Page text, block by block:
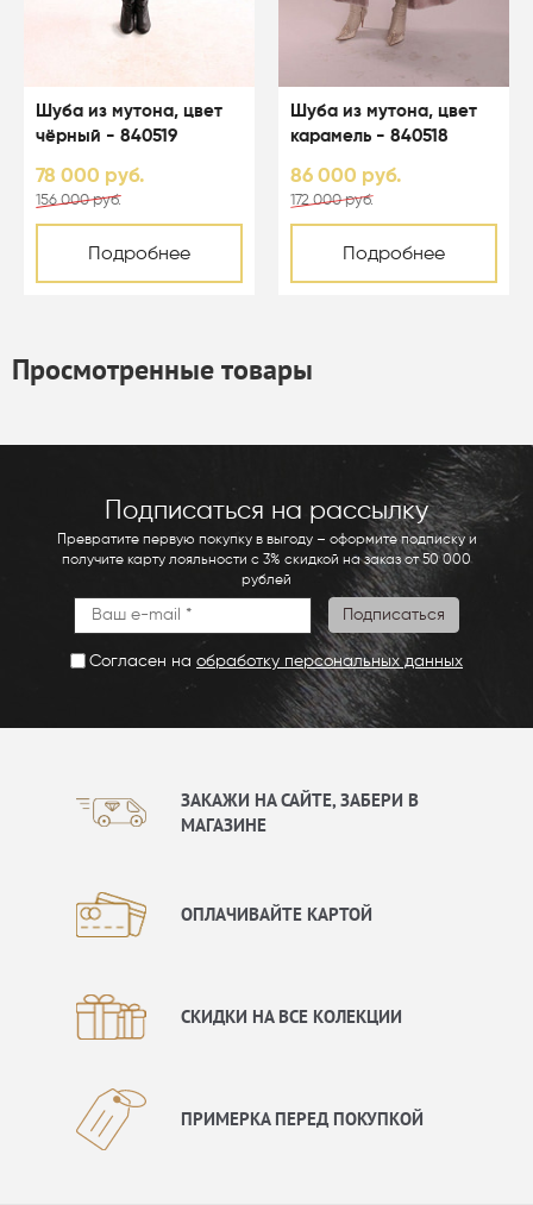
Шуба из мутона, цвет
чёрный - 840519
78 000 руб.
156 000 руб.
Подробнее
Шуба из мутона, цвет
карамель - 840518
86 000 руб.
172 000 руб.
Подробнее
Просмотренные товары
Подписаться на рассылку
Превратите первую покупку в выгоду – оформите подписку и
получите карту лояльности с 3% скидкой на заказ от 50 000
рублей
Согласен на обработку персональных данных
ЗАКАЖИ НА САЙТЕ, ЗАБЕРИ В
МАГАЗИНЕ
ОПЛАЧИВАЙТЕ КАРТОЙ
СКИДКИ НА ВСЕ КОЛЕКЦИИ
ПРИМЕРКА ПЕРЕД ПОКУПКОЙ